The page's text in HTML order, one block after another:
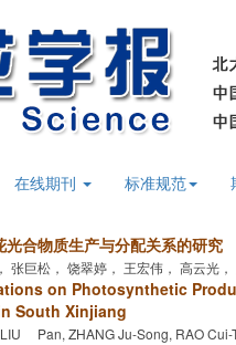
在线期刊 标准规范
光合物质生产与分配关系的研究
张巨松， 饶翠婷， 王宏伟， 高云光
on Photosynthetic
South Xinjiang
Pan, ZHANG Ju-Song, RAO